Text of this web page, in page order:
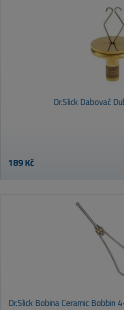
Dr.Slick Dabovač
189 Kč
Dr.Slick Bobina Ceramic Bobbin